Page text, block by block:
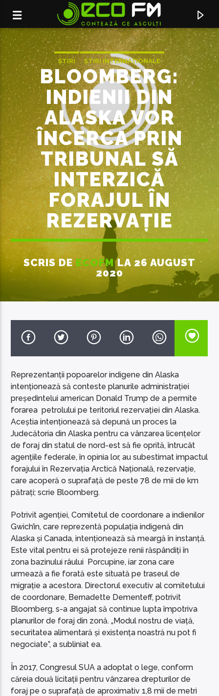
ACUM ÎN DIRECT
TAKE YOUR TIME
SAM HUNT
EcoFM Chisinau
ȘTIRI ȘTIRI INTERNAȚIONALE
BLOOMBERG:
INDIENII DIN
ALASKA VOR
ÎNCERCA PRIN
TRIBUNAL SĂ
INTERZICĂ
FORAJUL ÎN
REZERVAȚIE
SCRIS DE ECOFMLA 26 AUGUST
2020
Reprezentanții popoarelor indigene din Alaska
intenționează să conteste planurile administrației
președintelui american Donald Trump de a permite
forarea petrolului pe teritoriul rezervației din Alaska.
Aceștia intenționează să depună un proces la
Judecătoria din Alaska pentru ca vânzarea licențelor
de foraj din statul de nord-est să fie oprită, întrucât
agențiile federale, în opinia lor, au subestimat impactul
forajului în Rezervația Arctică Națională, rezervație,
care acoperă o suprafață de peste 78 de mii de km
pătrați; scrie Bloomberg.
Potrivit agenției, Comitetul de coordonare a indienilor
Gwich’in, care reprezentă populația indigenă din
Alaska și Canada, intenționează să meargă în instanță.
Este vital pentru ei să protejeze renii răspândiți în
zona bazinului râului Porcupine, iar zona care
urmează a fie forată este situată pe traseul de
migrație a acestora. Directorul executiv al comitetului
de coordonare, Bernadette Dementeff, potrivit
Bloomberg, s-a angajat să continue lupta împotriva
planurilor de foraj din zonă. „Modul nostru de viață,
securitatea alimentară și existența noastră nu pot fi
negociate”, a subliniat ea.
În 2017, Congresul SUA a adoptat o lege, conform
căreia două licitații pentru vânzarea drepturilor de
foraj pe o suprafață de aproximativ 1,8 mii de metri